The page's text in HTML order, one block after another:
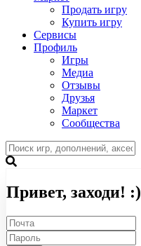
Продать игру
Купить игру
Сервисы
Профиль
Игры
Медиа
Отзывы
Друзья
Маркет
Сообщества
Привет, заходи! :)